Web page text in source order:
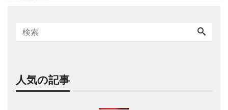
人気の記事